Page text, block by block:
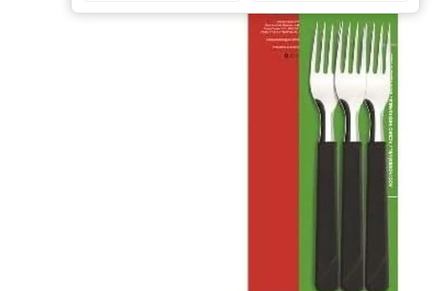
biscoito
arroz
iogurte
papel higiênico
cerveja